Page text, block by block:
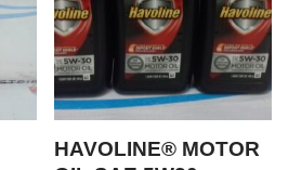
HAVOLINE® MOTOR